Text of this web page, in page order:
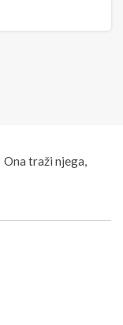
Ona traži njega